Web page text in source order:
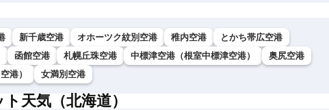
新千歳空港 オホーツク紋別空港 稚内空港
とかち帯広空港
函館空港 札幌丘珠空港 中標津空港（根室中標津空港）
奥尻空港
港）
女満別空港
天気（北海道）